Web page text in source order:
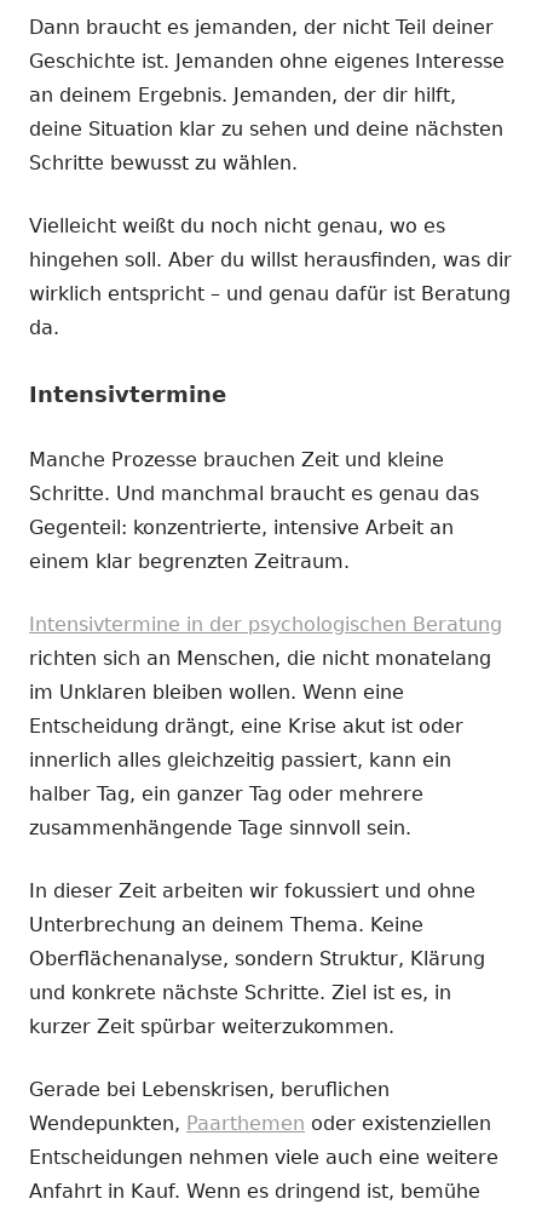
Dann braucht es jemanden, der nicht Teil deiner
Geschichte ist. Jemanden ohne eigenes Interesse
an deinem Ergebnis. Jemanden, der dir hilft,
deine Situation klar zu sehen und deine nächsten
Schritte bewusst zu wählen.
Vielleicht weißt du noch nicht genau, wo es
hingehen soll. Aber du willst herausfinden, was dir
wirklich entspricht – und genau dafür ist Beratung
da.
Intensivtermine
Manche Prozesse brauchen Zeit und kleine
Schritte. Und manchmal braucht es genau das
Gegenteil: konzentrierte, intensive Arbeit an
einem klar begrenzten Zeitraum.
Intensivtermine in der psychologischen Beratung
richten sich an Menschen, die nicht monatelang
im Unklaren bleiben wollen. Wenn eine
Entscheidung drängt, eine Krise akut ist oder
innerlich alles gleichzeitig passiert, kann ein
halber Tag, ein ganzer Tag oder mehrere
zusammenhängende Tage sinnvoll sein.
In dieser Zeit arbeiten wir fokussiert und ohne
Unterbrechung an deinem Thema. Keine
Oberflächenanalyse, sondern Struktur, Klärung
und konkrete nächste Schritte. Ziel ist es, in
kurzer Zeit spürbar weiterzukommen.
Gerade bei Lebenskrisen, beruflichen
Wendepunkten, Paarthemen oder existenziellen
Entscheidungen nehmen viele auch eine weitere
Anfahrt in Kauf. Wenn es dringend ist, bemühe